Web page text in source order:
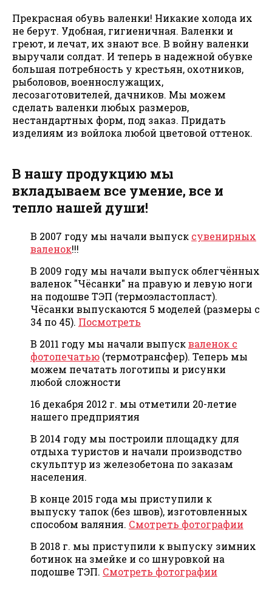
Прекрасная обувь валенки! Никакие холода их
не берут. Удобная, гигиеничная. Валенки и
греют, и лечат, их знают все. В войну валенки
выручали солдат. И теперь в надежной обувке
большая потребность у крестьян, охотников,
рыболовов, военнослужащих,
лесозаготовителей, дачников. Мы можем
сделать валенки любых размеров,
нестандартных форм, под заказ. Придать
изделиям из войлока любой цветовой оттенок.
В нашу продукцию мы
вкладываем все умение, все и
тепло нашей души!
В 2007 году мы начали выпуск сувенирных
валенок!!!
В 2009 году мы начали выпуск облегчённых
валенок "Чёсанки" на правую и левую ноги
на подошве ТЭП (термоэластопласт).
Чёсанки выпускаются 5 моделей (размеры с
34 по 45). Посмотреть
В 2011 году мы начали выпускваленок с
фотопечатью (термотрансфер). Теперь мы
можем печатать логотипы и рисунки
любой сложности
16 декабря 2012 г. мы отметили 20-летие
нашего предприятия
В 2014 году мы построили площадку для
отдыха туристов и начали производство
скульптур из железобетона по заказам
населения.
В конце 2015 года мы приступили к
выпуску тапок (без швов), изготовленных
способом валяния. Смотреть фотографии
В 2018 г. мы приступили к выпуску зимних
ботинок на змейке и со шнуровкой на
подошве ТЭП. Смотреть фотографии